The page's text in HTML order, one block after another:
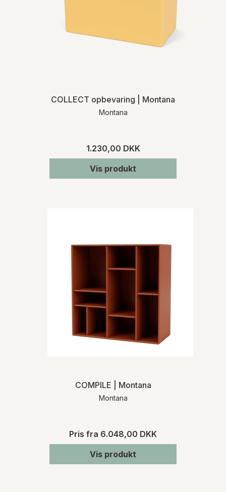
COLLECT opbevaring | Montana
Montana
1.230,00 DKK
Vis produkt
COMPILE | Montana
Montana
Pris fra 6.048,00 DKK
Vis produkt